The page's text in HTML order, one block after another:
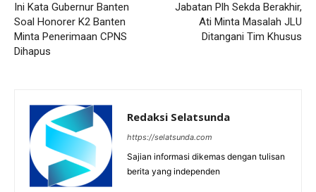
Ini Kata Gubernur Banten
Soal Honorer K2 Banten
Minta Penerimaan CPNS
Dihapus
Jabatan Plh Sekda Berakhir,
Ati Minta Masalah JLU
Ditangani Tim Khusus
Redaksi Selatsunda
https://selatsunda.com
Sajian informasi dikemas dengan tulisan
berita yang independen